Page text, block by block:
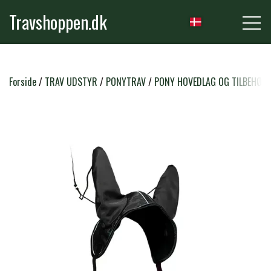
Travshoppen.dk
NYHEDER
GRIMER & TRÆKTOVE
TRENSER & TILBEHØR
SADLER & TILBEHØR
RYTTER
RIDEBUKSER & LEGGINS
TRØJER, BLUSER & T-SHIRTS
PLEJE & STALD
STRIGLER & TILBEHØR
Forside TRAV UDSTYR PONYTRAV PONY HOVEDLAG OG TILBEHØR